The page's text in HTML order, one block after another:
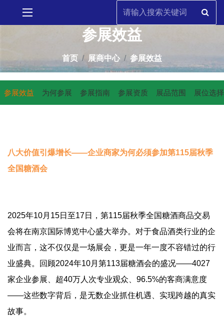
参展效益
首页 展商中心 参展效益
参展效益 为何参展 参展指南 参展资质 展品范围 展位选择
八大价值引爆增长——企业商家为何必须参加第115届秋季
全国糖酒会
2025年10月15日至17日，第115届秋季全国糖酒商品交易
会将在南京国际博览中心盛大举办。对于食品酒类行业的企
业而言，这不仅仅是一场展会，更是一年一度不容错过的行
业盛典。回顾2024年10月第113届糖酒会的盛况——4027
家企业参展、超40万人次专业观众、96.5%的客商满意度
——这些数字背后，是无数企业抓住机遇、实现跨越的真实
故事。